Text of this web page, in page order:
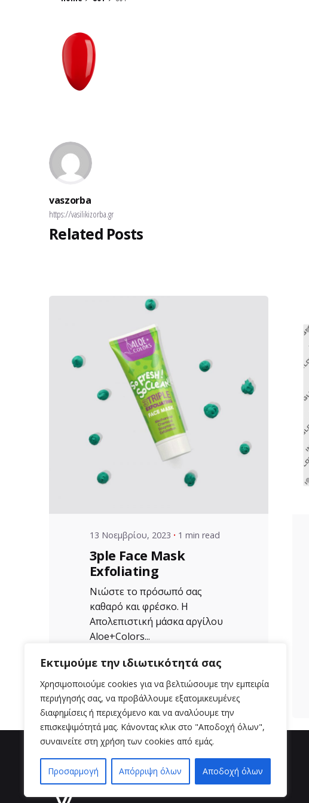
Εκτιμούμε την ιδιωτικότητά σας
Χρησιμοποιούμε cookies για να βελτιώσουμε την εμπειρία
περιήγησής σας, να προβάλλουμε εξατομικευμένες
διαφημίσεις ή περιεχόμενο και να αναλύουμε την
επισκεψιμότητά μας. Κάνοντας κλικ στο "Αποδοχή όλων",
συναινείτε στη χρήση των cookies από εμάς.
Προσαρμογή Απόρριψη όλων Αποδοχή όλων
vaszorba
https://vasilikizorba.gr
Related Posts
Posted by
13 Νοεμβρίου, 2023 1 min read
3ple Face Mask
Exfoliating
Νιώστε το πρόσωπό σας
καθαρό και φρέσκο. Η
Απολεπιστική μάσκα αργίλου
Aloe+Colors...
Uncategorized
Read More
βρείτε μας